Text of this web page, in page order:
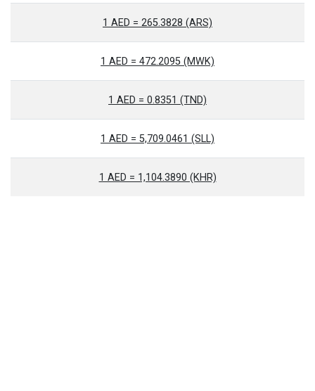
1 AED = 265.3828 (ARS)
1 AED = 472.2095 (MWK)
1 AED = 0.8351 (TND)
1 AED = 5,709.0461 (SLL)
1 AED = 1,104.3890 (KHR)